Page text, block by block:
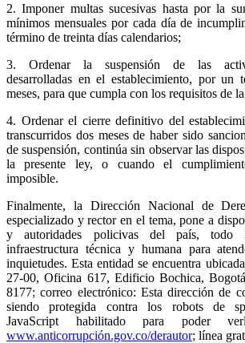
2. Imponer multas sucesivas hasta por la
mínimos mensuales por cada día de
término de treinta días calendarios;
3. Ordenar la suspensión de las
desarrolladas en el establecimiento, por un
meses, para que cumpla con los requisitos de
4. Ordenar el cierre definitivo del
transcurridos dos meses de haber sido
de suspensión, continúa sin observar las
la presente ley, o cuando el
imposible.
Finalmente, la Dirección Nacional de
especializado y rector en el tema, pone a
y autoridades policivas del país, todo
infraestructura técnica y humana para
inquietudes. Esta entidad se encuentra
27-00, Oficina 617, Edificio Bochica,
8177; correo electrónico: Esta dirección de
siendo protegida contra los robots de
JavaScript habilitado para poder
www.anticorrupción.gov.co/derautor; línea